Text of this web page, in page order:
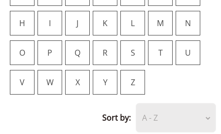
H I J K L M N
O P Q R S T U
V W X Y Z
Sort by: A - Z